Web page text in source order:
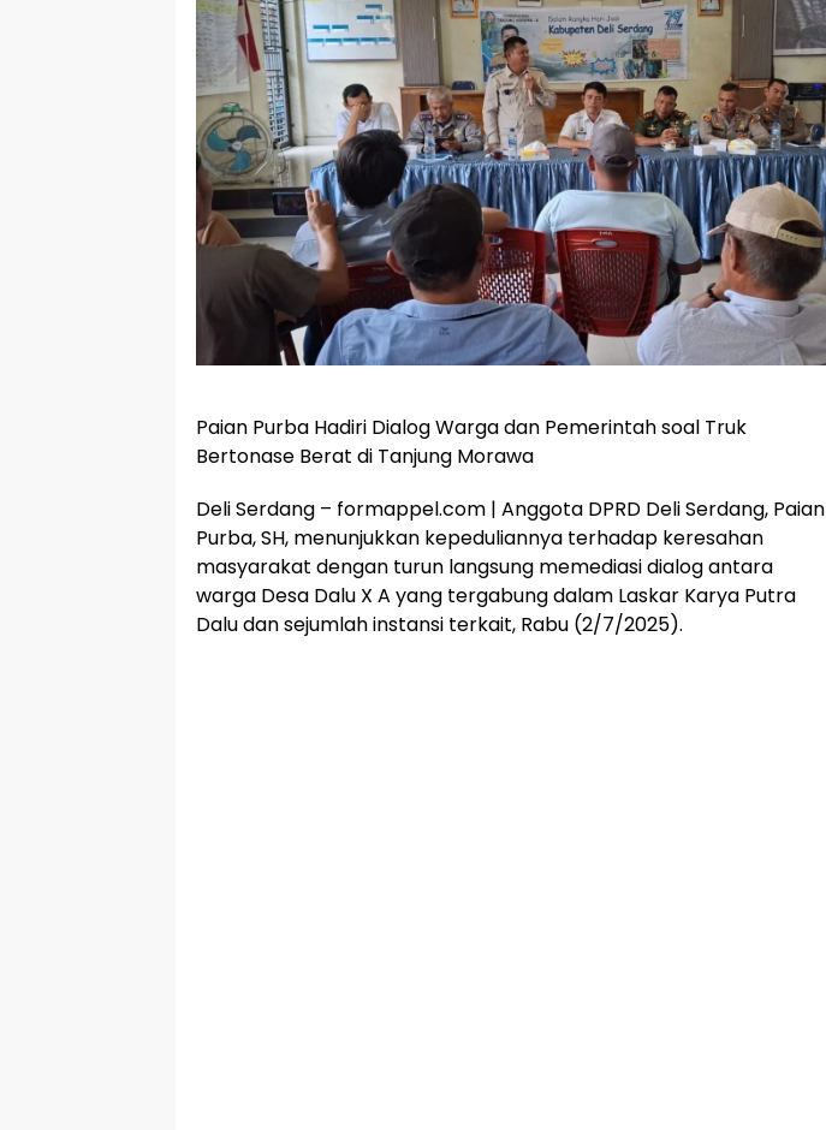
Paian Purba Hadiri Dialog Warga dan Pemerintah soal Truk
Bertonase Berat di Tanjung Morawa
Deli Serdang – formappel.com | Anggota DPRD Deli Serdang, Paian
Purba, SH, menunjukkan kepeduliannya terhadap keresahan
masyarakat dengan turun langsung memediasi dialog antara
warga Desa Dalu X A yang tergabung dalam Laskar Karya Putra
Dalu dan sejumlah instansi terkait, Rabu (2/7/2025).